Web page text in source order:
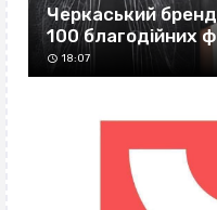
Черкаський
100 благодійних
18:07